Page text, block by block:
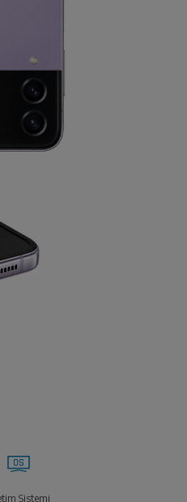
Sistemi